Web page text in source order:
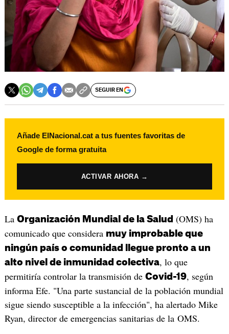
SEGUIR EN
Añade ElNacional.cat a tus fuentes favoritas de
Google de forma gratuita
ACTIVAR AHORA →
La Organización Mundial de la Salud (OMS) ha
comunicado que considera muy improbable que
ningún país o comunidad llegue pronto a un
alto nivel de inmunidad colectiva, lo que
permitiría controlar la transmisión de Covid-19, según
informa Efe. "Una parte sustancial de la población mundial
sigue siendo susceptible a la infección", ha alertado Mike
Ryan, director de emergencias sanitarias de la OMS.